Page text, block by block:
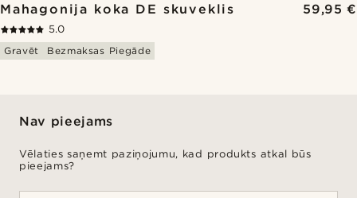
Mahagonija koka DE skuveklis 59,95 €
5.0
Gravēt
Bezmaksas Piegāde
Nav pieejams
Vēlaties saņemt paziņojumu, kad produkts atkal būs
pieejams?